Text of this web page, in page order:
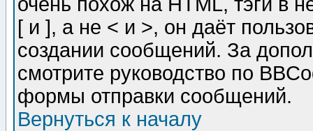
[ и ], а не < и >, он даёт
создании сообщений. За
смотрите руководство по
формы отправки сообщений.
Вернуться к началу